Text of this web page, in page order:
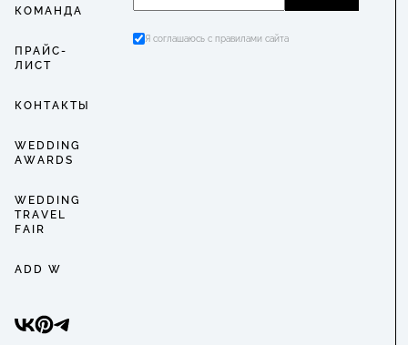
КОМАНДА
ПРАЙС-
ЛИСТ
КОНТАКТЫ
WEDDING
AWARDS
WEDDING
TRAVEL
FAIR
ADD W
Я соглашаюсь с правилами сайта